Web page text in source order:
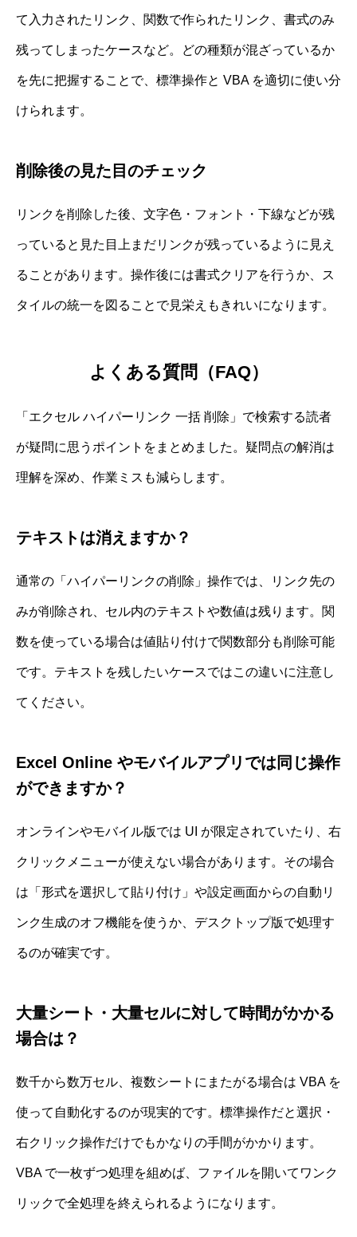
て入力されたリンク、関数で作られたリンク、書式のみ
残ってしまったケースなど。どの種類が混ざっているか
を先に把握することで、標準操作と VBA を適切に使い分
けられます。
削除後の見た目のチェック
リンクを削除した後、文字色・フォント・下線などが残
っていると見た目上まだリンクが残っているように見え
ることがあります。操作後には書式クリアを行うか、ス
タイルの統一を図ることで見栄えもきれいになります。
よくある質問（FAQ）
「エクセル ハイパーリンク 一括 削除」で検索する読者
が疑問に思うポイントをまとめました。疑問点の解消は
理解を深め、作業ミスも減らします。
テキストは消えますか？
通常の「ハイパーリンクの削除」操作では、リンク先の
みが削除され、セル内のテキストや数値は残ります。関
数を使っている場合は値貼り付けで関数部分も削除可能
です。テキストを残したいケースではこの違いに注意し
てください。
Excel Online やモバイルアプリでは同じ操作
ができますか？
オンラインやモバイル版では UI が限定されていたり、右
クリックメニューが使えない場合があります。その場合
は「形式を選択して貼り付け」や設定画面からの自動リ
ンク生成のオフ機能を使うか、デスクトップ版で処理す
るのが確実です。
大量シート・大量セルに対して時間がかかる
場合は？
数千から数万セル、複数シートにまたがる場合は VBA を
使って自動化するのが現実的です。標準操作だと選択・
右クリック操作だけでもかなりの手間がかかります。
VBA で一枚ずつ処理を組めば、ファイルを開いてワンク
リックで全処理を終えられるようになります。